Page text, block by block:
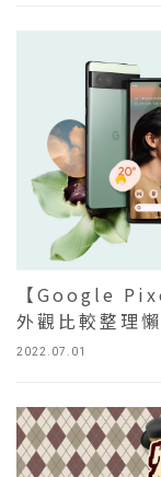
2022.07.01
【Google
外觀比較整理